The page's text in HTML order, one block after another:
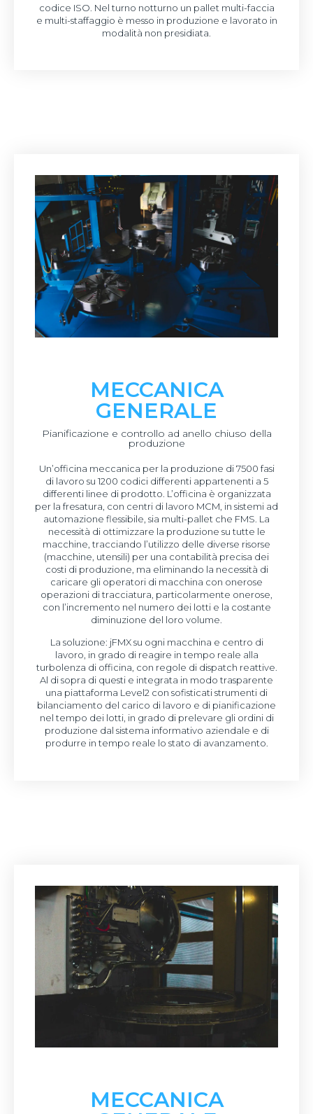
codice ISO. Nel turno notturno un pallet multi-faccia
e multi-staffaggio è messo in produzione e lavorato in
modalità non presidiata.
MECCANICA
GENERALE
Pianificazione e controllo ad anello chiuso della
produzione
Un’officina meccanica per la produzione di 7500 fasi
di lavoro su 1200 codici differenti appartenenti a 5
differenti linee di prodotto. L’officina è organizzata
per la fresatura, con centri di lavoro MCM, in sistemi ad
automazione flessibile, sia multi-pallet che FMS. La
necessità di ottimizzare la produzione su tutte le
macchine, tracciando l’utilizzo delle diverse risorse
(macchine, utensili) per una contabilità precisa dei
costi di produzione, ma eliminando la necessità di
caricare gli operatori di macchina con onerose
operazioni di tracciatura, particolarmente onerose,
con l’incremento nel numero dei lotti e la costante
diminuzione del loro volume.
La soluzione: jFMX su ogni macchina e centro di
lavoro, in grado di reagire in tempo reale alla
turbolenza di officina, con regole di dispatch reattive.
Al di sopra di questi e integrata in modo trasparente
una piattaforma Level2 con sofisticati strumenti di
bilanciamento del carico di lavoro e di pianificazione
nel tempo dei lotti, in grado di prelevare gli ordini di
produzione dal sistema informativo aziendale e di
produrre in tempo reale lo stato di avanzamento.
MECCANICA